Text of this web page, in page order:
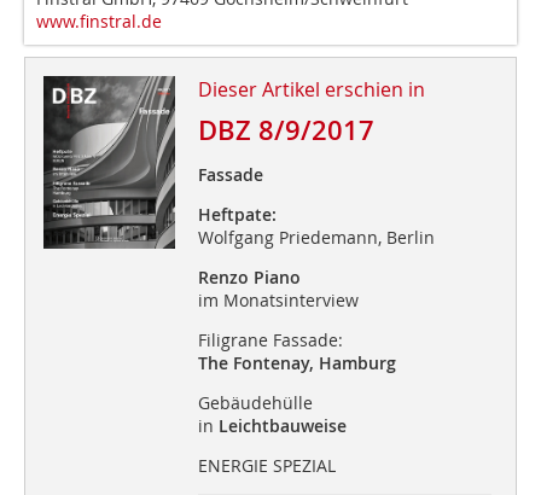
www.finstral.de
Dieser Artikel erschien in
DBZ 8/9/2017
Fassade
Heftpate:
Wolfgang Priedemann, Berlin
Renzo Piano
im Monatsinterview
Filigrane Fassade:
The Fontenay, Hamburg
Gebäudehülle
in Leichtbauweise
ENERGIE SPEZIAL